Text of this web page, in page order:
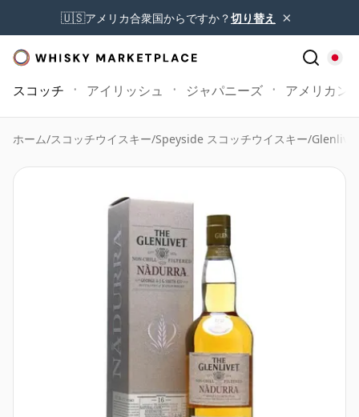
🇺🇸アメリカ合衆国からですか？切り替え ×
スコッチ アイリッシュ ジャパニーズ アメリカン
ホーム/スコッチウイスキー/Speyside スコッチウイスキー/